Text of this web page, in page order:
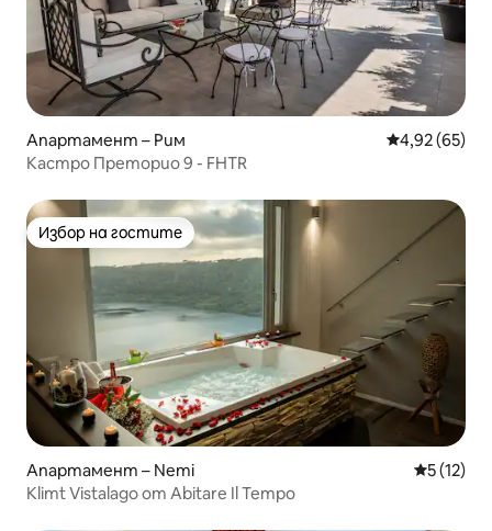
Апартамент – Рим Средна
4,92 (65)
Кастро Преторио 9 - FHTR
Избор на гостите
Избор на гостите
Апартамент – Nemi Средна
5 (12)
Klimt Vistalago от Abitare Il Tempo